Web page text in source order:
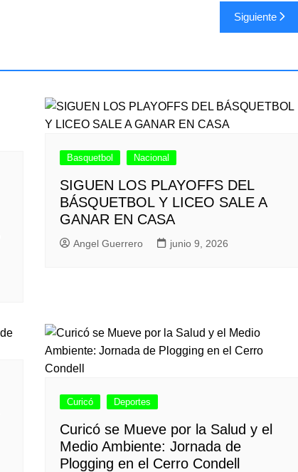
Siguiente
Basquetbol Nacional
SIGUEN LOS PLAYOFFS DEL
BÁSQUETBOL Y LICEO SALE A
GANAR EN CASA
Angel Guerrero junio 9, 2026
Curicó Deportes
Curicó se Mueve por la Salud y el
Medio Ambiente: Jornada de
Plogging en el Cerro Condell